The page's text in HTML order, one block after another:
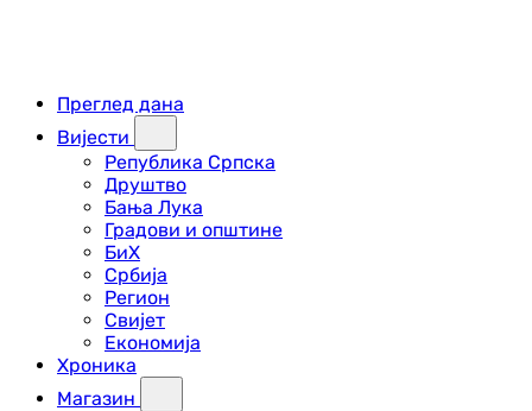
Преглед дана
Вијести
Република Српска
Друштво
Бања Лука
Градови и општине
БиХ
Србија
Регион
Свијет
Економија
Хроника
Магазин